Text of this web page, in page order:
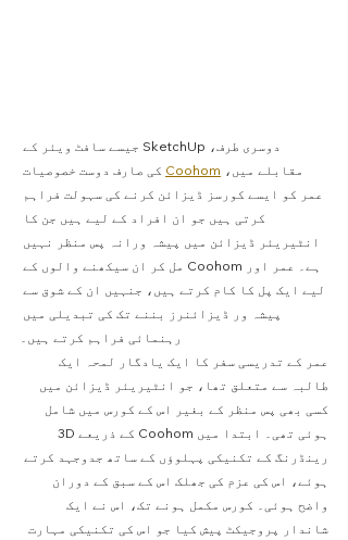
دوسری طرف، SketchUp جیسے سافٹ ویئر کے
مقابلے میں، Coohom کی صارف دوست خصوصیات
عمر کو ایسے کورسز ڈیزائن کرنے کی سہولت فراہم
کرتی ہیں جو ان افراد کے لیے ہیں جن کا
انٹیریئر ڈیزائن میں پیشہ ورانہ پس منظر نہیں
ہے۔ عمر اور Coohom مل کر ان سیکھنے والوں کے
لیے ایک پل کا کام کرتے ہیں، جنہیں ان کے شوق سے
پیشہ ور ڈیزائنرز بننے تک کی تبدیلی میں
رہنمائی فراہم کرتے ہیں۔
عمر کے تدریسی سفر کا ایک یادگار لمحہ ایک
طالبہ سے متعلق تھا، جو انٹیریئر ڈیزائن میں
کسی بھی پس منظر کے بغیر اس کے کورس میں شامل
رینڈرنگ کے تکنیکی پہلوؤں کے ساتھ جدوجہد کرتے
ہوئے، اس کی عزم کی جھلک اس کے سبق کے دوران
واضح ہوئی۔ کورس مکمل ہونے تک، اس نے ایک
شاندار پروجیکٹ پیش کیا جو اس کی تکنیکی مہارت